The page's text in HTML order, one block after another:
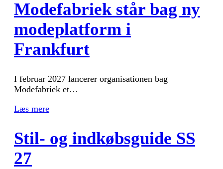
Modefabriek står bag ny
modeplatform i
Frankfurt
I februar 2027 lancerer organisationen bag
Modefabriek et…
Læs mere
Stil- og indkøbsguide SS
27